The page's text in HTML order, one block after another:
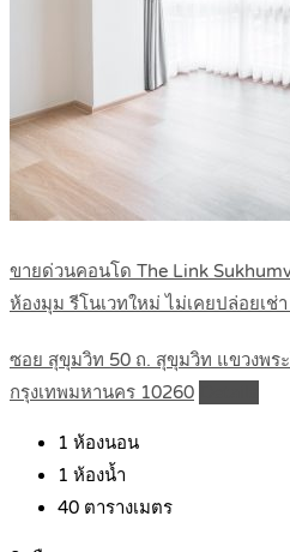
ขายด่วนคอนโด The Link
ห้องมุม รีโนเวทใหม่ ไม่เคยปล่อยเช่
ซอย สุขุมวิท 50 ถ. สุขุมวิท แขวงพร
กรุงเทพมหานคร 10260
1 ห้องนอน
1 ห้องน้ำ
40 ตารางเมตร